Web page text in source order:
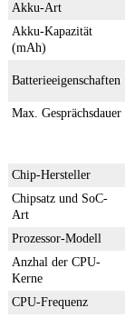
Akku-Art
Akku-Kapazität
(mAh)
Batterieeigenschaften
Max. Gesprächsdauer
Chip-Hersteller
Chipsatz und SoC-
Art
Prozessor-Modell
Anzhal der CPU-
Kerne
CPU-Frequenz